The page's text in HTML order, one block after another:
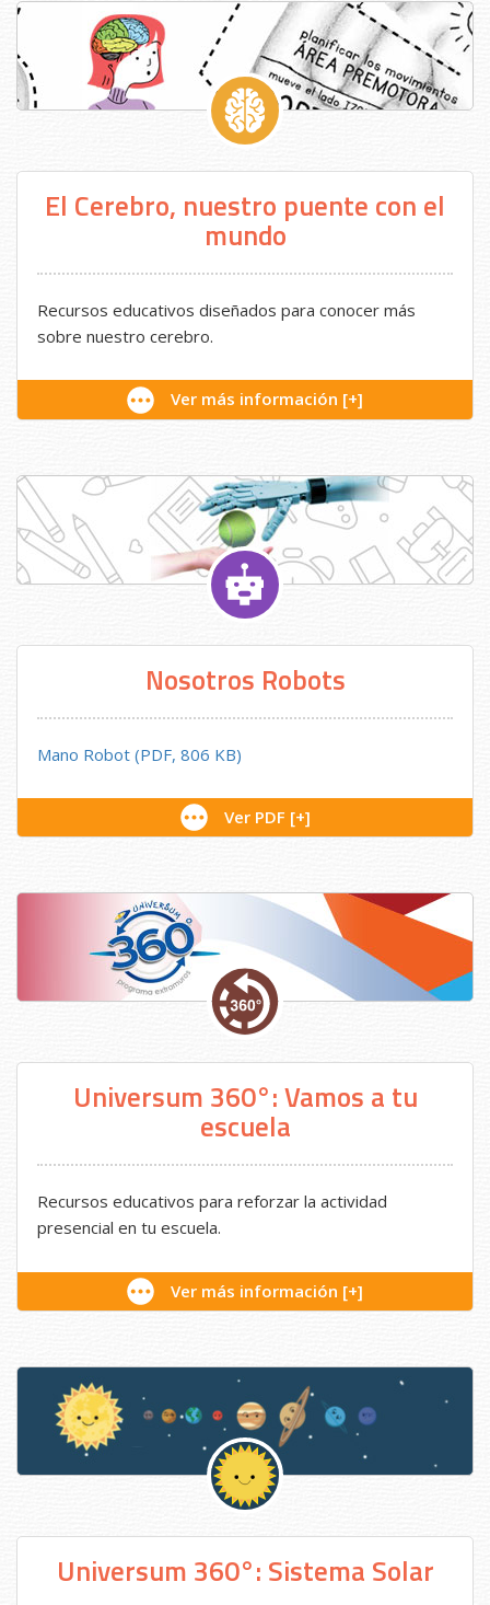
El Cerebro, nuestro puente con el
mundo
Recursos educativos diseñados para conocer más
sobre nuestro cerebro.
Ver más información [+]
Nosotros Robots
Mano Robot (PDF, 806 KB)
Ver PDF [+]
Universum 360°: Vamos a tu
escuela
Recursos educativos para reforzar la actividad
presencial en tu escuela.
Ver más información [+]
Universum 360°: Sistema Solar